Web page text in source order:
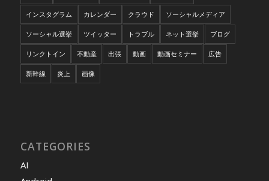
インスタグラム カレンダー クラウド ソーシャルメディア
ソーシャル選挙 ツイッター トラブル ネット選挙 ブログ
リンクトイン 不動産 出張 動画 動画セミナー 広告
新幹線 炎上 画像
CATEGORIES
AI